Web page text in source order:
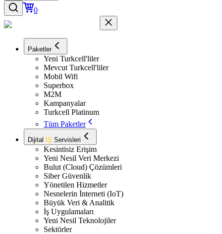
0
Paketler
Yeni Turkcell'liler
Mevcut Turkcell'liler
Mobil Wifi
Superbox
M2M
Kampanyalar
Turkcell Platinum
Tüm Paketler
Dijital İŞ Servisleri
Kesintisiz Erişim
Yeni Nesil Veri Merkezi
Bulut (Cloud) Çözümleri
Siber Güvenlik
Yönetilen Hizmetler
Nesnelerin İnterneti (IoT)
Büyük Veri & Analitik
İş Uygulamaları
Yeni Nesil Teknolojiler
Sektörler